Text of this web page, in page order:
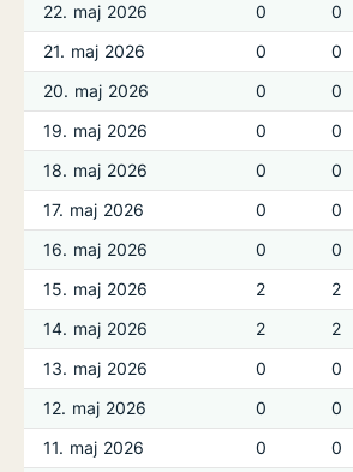
22. maj 2026
0 0
21. maj 2026
0 0
20. maj 2026
0 0
19. maj 2026
0 0
18. maj 2026
0 0
17. maj 2026
0 0
16. maj 2026
0 0
15. maj 2026
2 2
14. maj 2026
2 2
13. maj 2026
0 0
12. maj 2026
0 0
11. maj 2026
0 0